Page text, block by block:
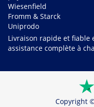
Wiesenfield
Fromm & Starck
Uniprodo
Livraison rapide et fiable
assistance complète à
Copyright